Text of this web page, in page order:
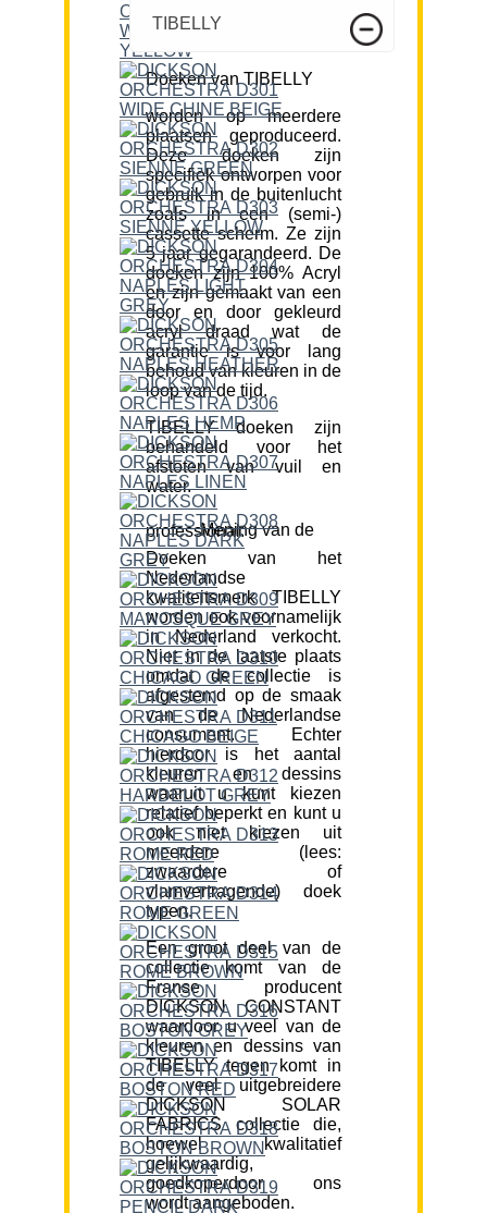
TIBELLY
Doeken van TIBELLY
worden op meerdere
plaatsen geproduceerd.
Deze doeken zijn
specifiek ontworpen voor
gebruik in de buitenlucht
zoals in een (semi-)
cassette scherm. Ze zijn
5 jaar gegarandeerd. De
doeken zijn 100% Acryl
en zijn gemaakt van een
door en door gekleurd
acryl draad wat de
garantie is voor lang
behoud van kleuren in de
loop van de tijd.
TIBELLY doeken zijn
behandeld voor het
afstoten van vuil en
water.
Mening van de professional:
Doeken van het
Nederlandse
kwaliteitsmerk TIBELLY
worden ook voornamelijk
in Nederland verkocht.
Niet in de laatste plaats
omdat de collectie is
afgestemd op de smaak
van de Nederlandse
consument. Echter
hierdoor is het aantal
kleuren en dessins
waaruit u kunt kiezen
relatief beperkt en kunt u
ook niet kiezen uit
meerdere (lees:
zwaardere of
vlamvertragende) doek
typen.
Een groot deel van de
collectie komt van de
Franse producent
DICKSON CONSTANT
waardoor u veel van de
kleuren en dessins van
TIBELLY tegen komt in
de veel uitgebreidere
DICKSON SOLAR
FABRICS collectie die,
hoewel kwalitatief
gelijkwaardig,
goedkoperdoor ons
wordt aangeboden.